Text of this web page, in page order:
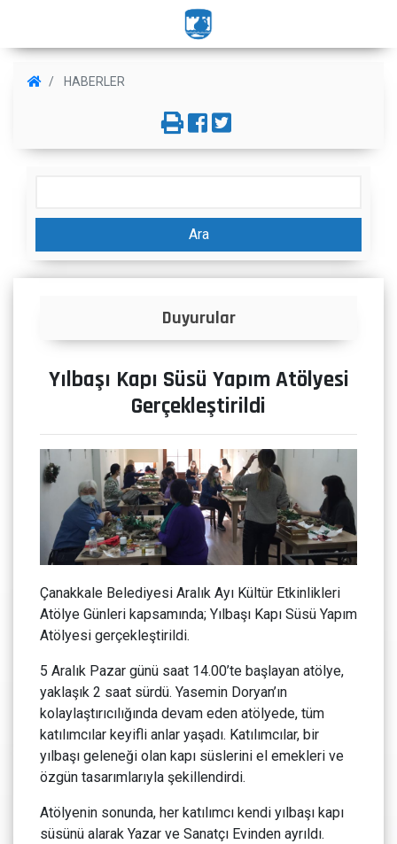
HABERLER
Ara
Yılbaşı Kapı Süsü Yapım Atölyesi
Gerçekleştirildi
Çanakkale Belediyesi Aralık Ayı Kültür Etkinlikleri
Atölye Günleri kapsamında; Yılbaşı Kapı Süsü Yapım
Atölyesi gerçekleştirildi.
5 Aralık Pazar günü saat 14.00’te başlayan atölye,
yaklaşık 2 saat sürdü. Yasemin Doryan’ın
kolaylaştırıcılığında devam eden atölyede, tüm
katılımcılar keyifli anlar yaşadı. Katılımcılar, bir
yılbaşı geleneği olan kapı süslerini el emekleri ve
özgün tasarımlarıyla şekillendirdi.
Atölyenin sonunda, her katılımcı kendi yılbaşı kapı
süsünü alarak Yazar ve Sanatçı Evinden ayrıldı.